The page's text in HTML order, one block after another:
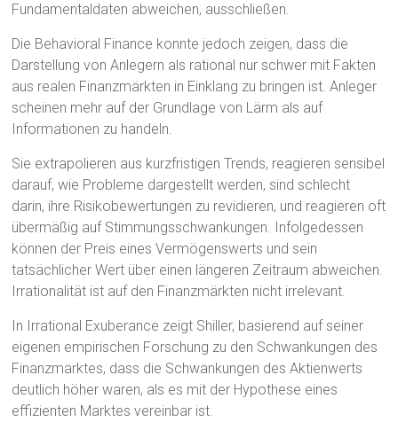
Fundamentaldaten abweichen, ausschließen.
Die Behavioral Finance konnte jedoch zeigen, dass die
Darstellung von Anlegern als rational nur schwer mit Fakten
aus realen Finanzmärkten in Einklang zu bringen ist. Anleger
scheinen mehr auf der Grundlage von Lärm als auf
Informationen zu handeln.
Sie extrapolieren aus kurzfristigen Trends, reagieren sensibel
darauf, wie Probleme dargestellt werden, sind schlecht
darin, ihre Risikobewertungen zu revidieren, und reagieren oft
übermäßig auf Stimmungsschwankungen. Infolgedessen
können der Preis eines Vermögenswerts und sein
tatsächlicher Wert über einen längeren Zeitraum abweichen.
Irrationalität ist auf den Finanzmärkten nicht irrelevant.
In Irrational Exuberance zeigt Shiller, basierend auf seiner
eigenen empirischen Forschung zu den Schwankungen des
Finanzmarktes, dass die Schwankungen des Aktienwerts
deutlich höher waren, als es mit der Hypothese eines
effizienten Marktes vereinbar ist.